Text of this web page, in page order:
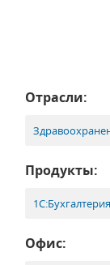
Отрасли:
Продукты:
Офис: